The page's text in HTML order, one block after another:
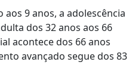
9 anos, a adolescência
dos 32 anos aos 66
acontece dos 66 anos
avançado segue dos 83